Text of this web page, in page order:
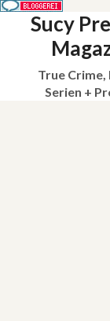
Sucy
True Crime,
Serien +